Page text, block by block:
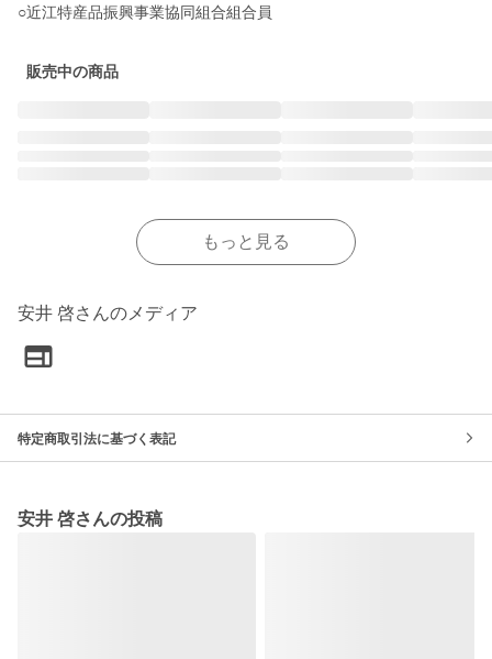
○近江特産品振興事業協同組合組合員
販売中の商品
もっと見る
安井 啓さんのメディア
特定商取引法に基づく表記
安井 啓さんの投稿